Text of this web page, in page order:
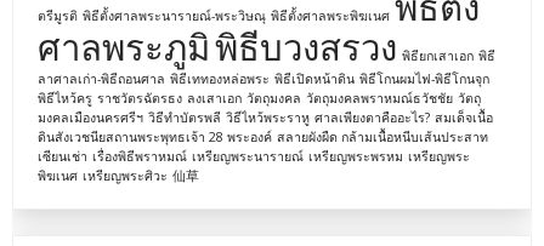
ตรีมูรติ พิธีตั้งศาลพระนารายณ์-พระวิษณุ พิธีตั้งศาลพระพิฆเนศ
ศาลพระภูมิพิธีบวงสรวง พิธียกเสาเอก พิธี
ลาศาลเก่า-พิธีถอนศาล พิธีเททองหล่อพระ พิธีเปิดหน้าดิน พิธีโกนผมไฟ-พิธีโกนจุก
พิธีไหว้ครู ราชวัตรฉัตรธง ลงเสาเอก วัตถุมงคล วัตถุมงคลพราหมณ์ธวัชชัย วัตถุ
มงคลเมืองนครศรีฯ วิธีทำบัตรพลี วิธีไหว้พระราหู ศาลเพียงตาคืออะไร? สมเด็จเนื้อ
ดินสังเวชนียสถานพระพุทธเจ้า 28 พระองค์ สลายผังผืด กล้ามเนื้อหนีบเส้นประสาท
เซียนเช่า เรื่องพิธีพราหมณ์ เหรียญพระนารายณ์ เหรียญพระพรหม เหรียญพระ
พิฆเนศ เหรียญพระศิวะ 仙草